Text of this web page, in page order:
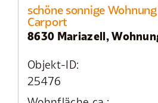
schöne sonnige
Carport
8630 Mariazell,
Objekt-ID:
25476